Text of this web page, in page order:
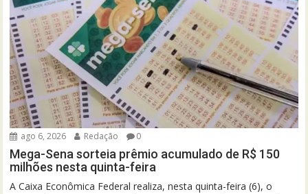
ago 6, 2026 Redação 0
Mega-Sena sorteia prêmio acumulado de R$ 150
milhões nesta quinta-feira
A Caixa Econômica Federal realiza, nesta quinta-feira (6), o